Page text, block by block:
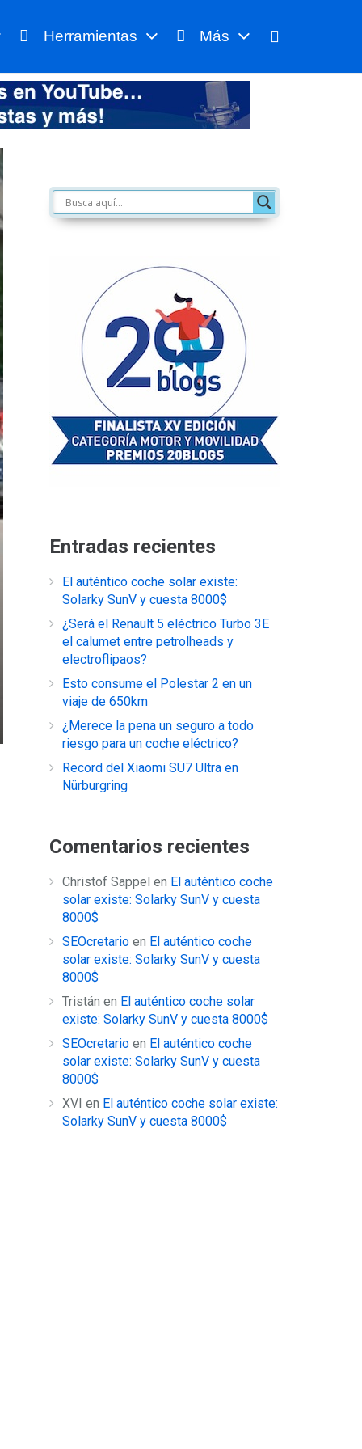
Herramientas Más
Entradas recientes
El auténtico coche solar existe:
Solarky SunV y cuesta 8000$
¿Será el Renault 5 eléctrico Turbo 3E
el calumet entre petrolheads y
electroflipaos?
Esto consume el Polestar 2 en un
viaje de 650km
¿Merece la pena un seguro a todo
riesgo para un coche eléctrico?
Record del Xiaomi SU7 Ultra en
Nürburgring
Comentarios recientes
Christof Sappel en El auténtico coche
solar existe: Solarky SunV y cuesta
8000$
SEOcretario en El auténtico coche
solar existe: Solarky SunV y cuesta
8000$
Tristán en El auténtico coche solar
existe: Solarky SunV y cuesta 8000$
SEOcretario en El auténtico coche
solar existe: Solarky SunV y cuesta
8000$
XVI en El auténtico coche solar existe:
Solarky SunV y cuesta 8000$